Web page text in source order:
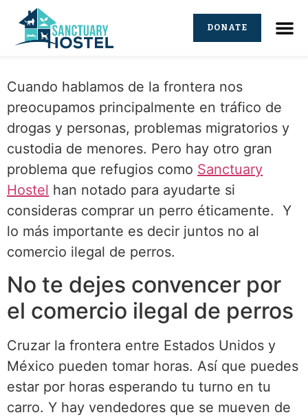
DONATE
Cuando hablamos de la frontera nos
preocupamos principalmente en tráfico de
drogas y personas, problemas migratorios y
custodia de menores. Pero hay otro gran
problema que refugios como Sanctuary
Hostel han notado para ayudarte si
consideras comprar un perro éticamente. Y
lo más importante es decir juntos no al
comercio ilegal de perros.
No te dejes convencer por
el comercio ilegal de perros
Cruzar la frontera entre Estados Unidos y
México pueden tomar horas. Así que puedes
estar por horas esperando tu turno en tu
carro. Y hay vendedores que se mueven de